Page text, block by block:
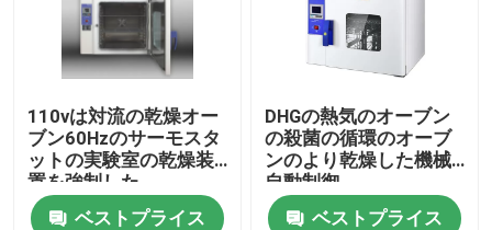
110vは対流の乾燥オー
ブン60Hzのサーモスタ
ットの実験室の乾燥装
置を強制した
ベストプライス
DHGの熱気のオーブン
の殺菌の循環のオーブ
ンのより乾燥した機械
自動制御
ベストプライス